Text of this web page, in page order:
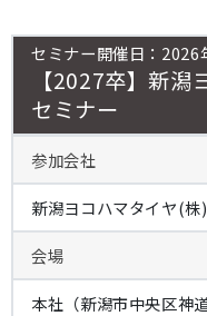
セミナー開催日：2026
【2027卒】新潟
セミナー
参加会社
新潟ヨコハマタイヤ(株)
会場
本社（新潟市中央区神